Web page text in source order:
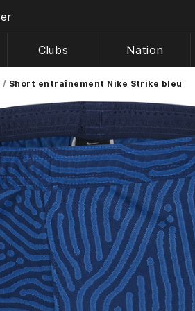
Clubs Nation
Short entraînement Nike Strike bleu